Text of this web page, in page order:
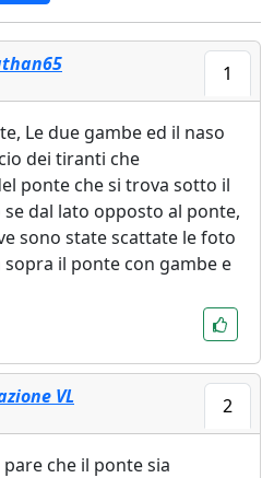
1
Le due gambe ed il naso
dei tiranti che
ponte che si trova sotto il
dal lato opposto al ponte,
sono state scattate le foto
il ponte con gambe e
VL 2
che il ponte sia